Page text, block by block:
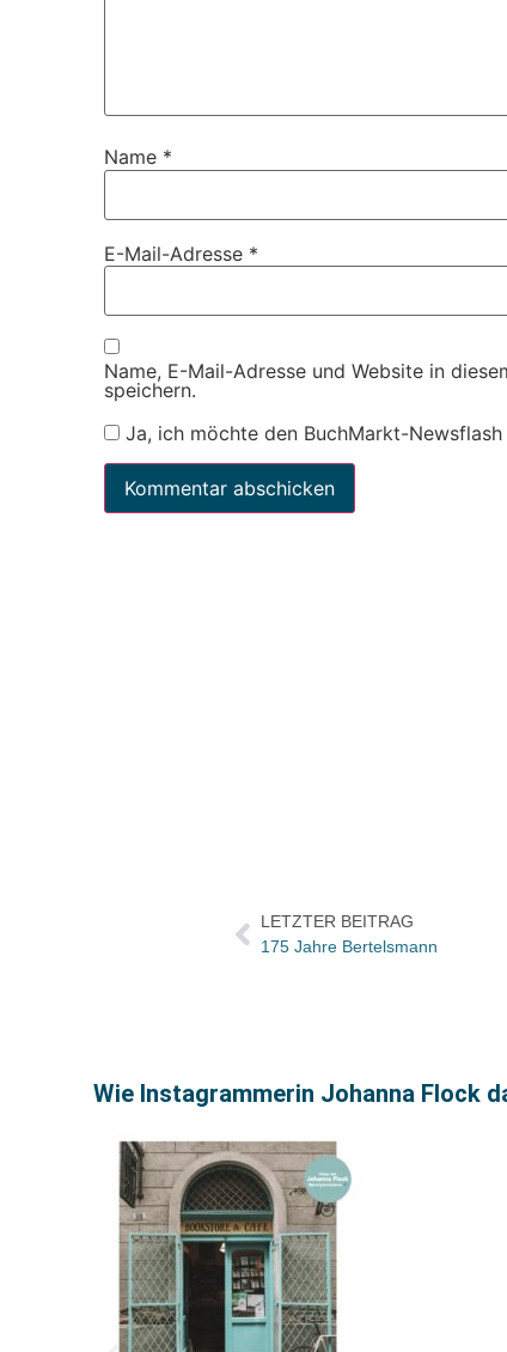
Name *
E-Mail-Adresse *
Name, E-Mail-Adresse und Website in
speichern.
Ja, ich möchte den BuchMarkt-
LETZTER BEITRAG
175 Jahre Bertelsmann
Wie Instagrammerin Johanna Flock